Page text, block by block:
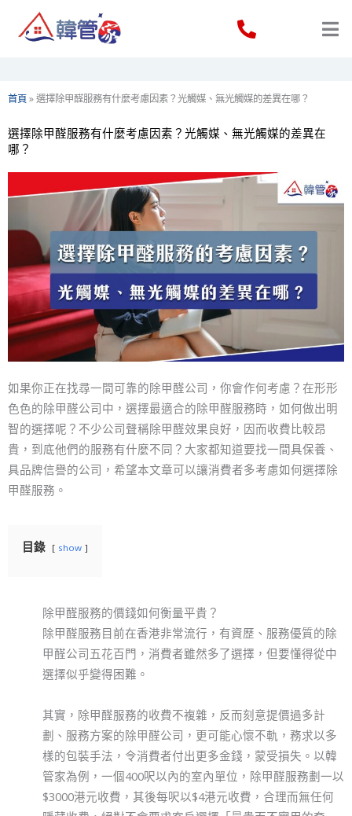
首頁»選擇除甲醛服務有什麼考慮因素？光觸媒、無光觸媒的差異在哪？
選擇除甲醛服務有什麼考慮因素？光觸媒、無光觸媒的差異在
哪？
如果你正在找尋一間可靠的除甲醛公司，你會作何考慮？在形形
色色的除甲醛公司中，選擇最適合的除甲醛服務時，如何做出明
智的選擇呢？不少公司聲稱除甲醛效果良好，因而收費比較昂
貴，到底他們的服務有什麼不同？大家都知道要找一間具保養、
具品牌信譽的公司，希望本文章可以讓消費者多考慮如何選擇除
甲醛服務。
目錄 show
除甲醛服務的價錢如何衡量平貴？
除甲醛服務目前在香港非常流行，有資歷、服務優質的除
甲醛公司五花百門，消費者雖然多了選擇，但要懂得從中
選擇似乎變得困難。
其實，除甲醛服務的收費不複雜，反而刻意提價過多計
劃、服務方案的除甲醛公司，更可能心懷不軌，務求以多
樣的包裝手法，令消費者付出更多金錢，蒙受損失。以韓
管家為例，一個400呎以內的室內單位，除甲醛服務劃一以
$3000港元收費，其後每呎以$4港元收費，合理而無任何